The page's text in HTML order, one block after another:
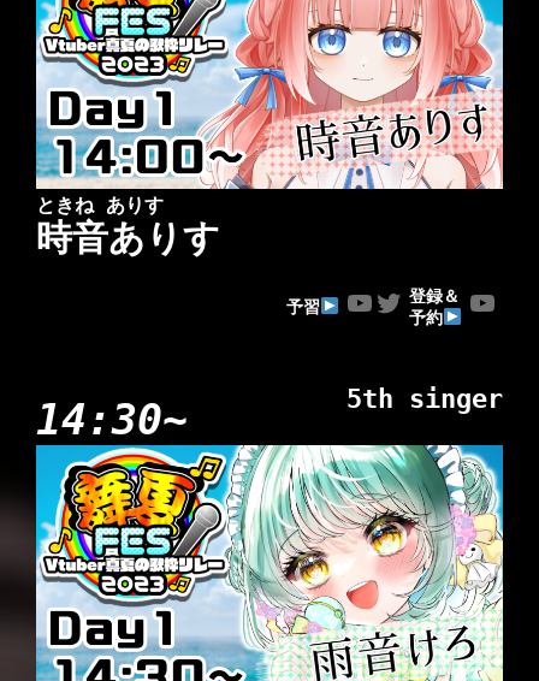
ときね ありす
時音ありす
予習 YouTube Twitter
登録＆
予約
YouTube
14:30~ 5th singer